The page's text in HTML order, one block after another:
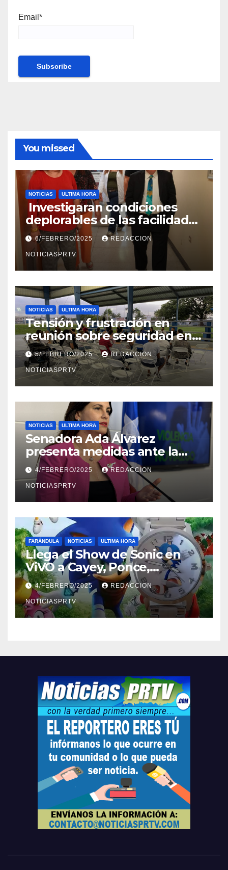
Email*
You missed
NOTICIAS ULTIMA HORA
Investigaran condiciones
deplorables de las facilidades
el Departamento de la Salud
en Mayagüez
6/FEBRERO/2025 REDACCION
NOTICIASPRTV
NOTICIAS ULTIMA HORA
Tensión y frustración en
reunión sobre seguridad en
Reparto Metropolitano
5/FEBRERO/2025 REDACCION
NOTICIASPRTV
NOTICIAS ULTIMA HORA
Senadora Ada Álvarez
presenta medidas ante la
violencia en el noviazgo
4/FEBRERO/2025 REDACCION
NOTICIASPRTV
FARÁNDULA NOTICIAS ULTIMA HORA
Llega el Show de Sonic en
ViVO a Cayey, Ponce,
Barceloneta y Humacao,
Relojes gratis para el que
compre ahora….
4/FEBRERO/2025 REDACCION
NOTICIASPRTV